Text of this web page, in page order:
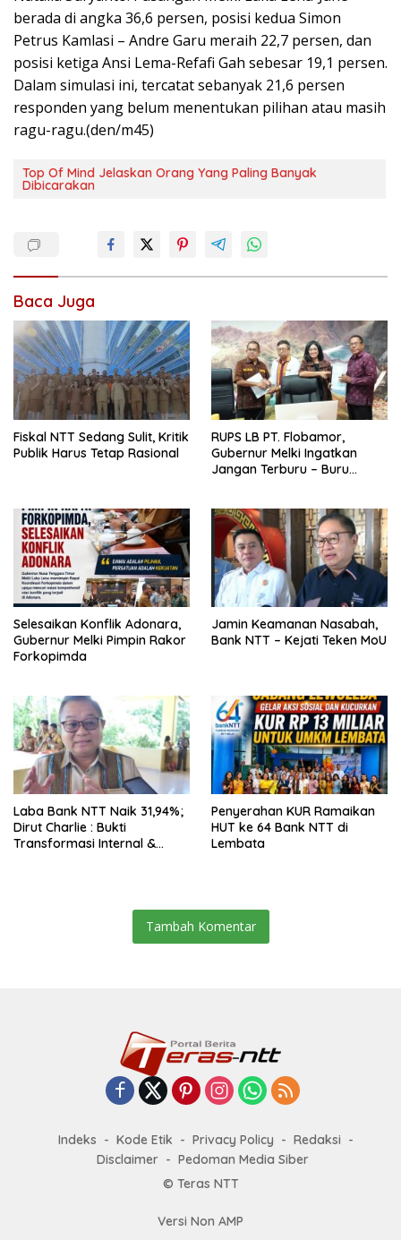
berada di angka 36,6 persen, posisi kedua Simon
Petrus Kamlasi – Andre Garu meraih 22,7 persen, dan
posisi ketiga Ansi Lema-Refafi Gah sebesar 19,1 persen.
Dalam simulasi ini, tercatat sebanyak 21,6 persen
responden yang belum menentukan pilihan atau masih
ragu-ragu.(den/m45)
Top Of Mind Jelaskan Orang Yang Paling Banyak
Dibicarakan
Baca Juga
Fiskal NTT Sedang Sulit, Kritik
Publik Harus Tetap Rasional
RUPS LB PT. Flobamor,
Gubernur Melki Ingatkan
Jangan Terburu – Buru
Selesaikan Konflik Adonara,
Gubernur Melki Pimpin Rakor
Forkopimda
Jamin Keamanan Nasabah,
Bank NTT – Kejati Teken MoU
Laba Bank NTT Naik 31,94%;
Dirut Charlie : Bukti
Transformasi Internal &
Penyerahan KUR Ramaikan
HUT ke 64 Bank NTT di
Lembata
Tambah Komentar
Indeks Kode Etik Privacy Policy
Redaksi
Disclaimer
Pedoman Media Siber
© Teras NTT
Versi Non AMP